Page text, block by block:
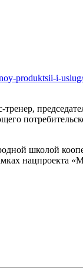
produktsii-i-uslug/
школой
нацпроекта